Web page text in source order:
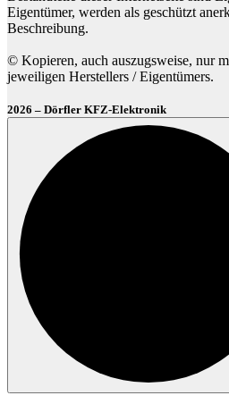
Eigentümer, werden als geschützt
Beschreibung.
© Kopieren, auch auszugsweise, nur
jeweiligen Herstellers / Eigentümers.
2026 – Dörfler KFZ-Elektronik